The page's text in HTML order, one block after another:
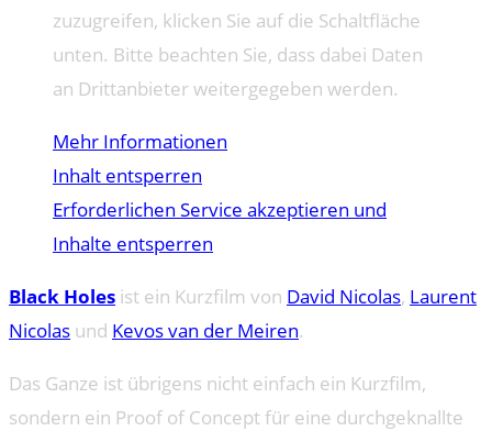
zuzugreifen, klicken Sie auf die Schaltfläche
unten. Bitte beachten Sie, dass dabei Daten
an Drittanbieter weitergegeben werden.
Mehr Informationen
Inhalt entsperren
Erforderlichen Service akzeptieren und
Inhalte entsperren
Black Holes ist ein Kurzfilm von David Nicolas, Laurent
Nicolas und Kevos van der Meiren.
Das Ganze ist übrigens nicht einfach ein Kurzfilm,
sondern ein Proof of Concept für eine durchgeknallte